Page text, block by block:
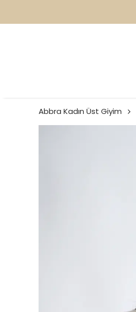
Abbra Kadın Üst Giyim